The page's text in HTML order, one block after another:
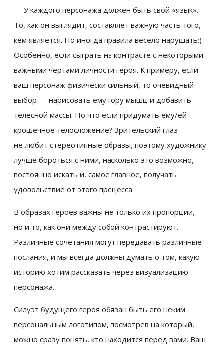
— У каждого персонажа должен быть свой «язык».
То, как он выглядит, составляет важную часть того,
кем является. Но иногда правила весело нарушать:)
Особенно, если сыграть на контрасте с некоторыми
важными чертами личности героя. К примеру, если
ваш персонаж физически сильный, то очевидный
выбор — нарисовать ему гору мышц и добавить
телесной массы. Но что если придумать ему/ей
крошечное телосложение? Зрительский глаз
не любит стереотипные образы, поэтому художнику
лучше бороться с ними, насколько это возможно,
постоянно искать и, самое главное, получать
удовольствие от этого процесса.
В образах героев важны не только их пропорции,
но и то, как они между собой контрастируют.
Различные сочетания могут передавать различные
послания, и мы всегда должны думать о том, какую
историю хотим рассказать через визуализацию
персонажа.
Силуэт будущего героя обязан быть его неким
персональным логотипом, посмотрев на который,
можно сразу понять, кто находится перед вами. Ваш